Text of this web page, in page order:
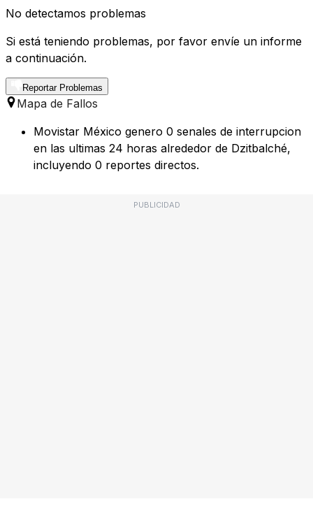
No detectamos problemas
Si está teniendo problemas, por favor envíe un informe
a continuación.
Reportar Problemas
Mapa de Fallos
Movistar México genero 0 senales de interrupcion
en las ultimas 24 horas alrededor de Dzitbalché,
incluyendo 0 reportes directos.
PUBLICIDAD